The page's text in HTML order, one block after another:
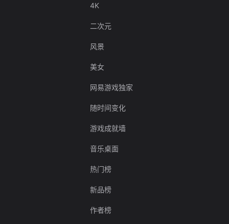
4K
二次元
风景
美女
网易游戏独家
随时间变化
游戏成就墙
音乐桌面
热门榜
新品榜
作者榜